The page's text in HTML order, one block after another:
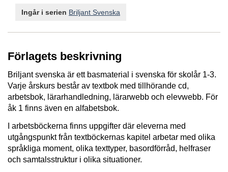
Ingår i serien Briljant Svenska
Förlagets beskrivning
Briljant svenska är ett basmaterial i svenska för skolår 1-3.
Varje årskurs består av textbok med tillhörande cd,
arbetsbok, lärarhandledning, lärarwebb och elevwebb. För
åk 1 finns även en alfabetsbok.
I arbetsböckerna finns uppgifter där eleverna med
utgångspunkt från textböckernas kapitel arbetar med olika
språkliga moment, olika texttyper, basordförråd, helfraser
och samtalsstruktur i olika situationer.